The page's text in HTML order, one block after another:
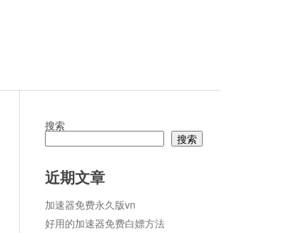
搜索
搜索
近期文章
加速器免费永久版vn
好用的加速器免费白嫖方法